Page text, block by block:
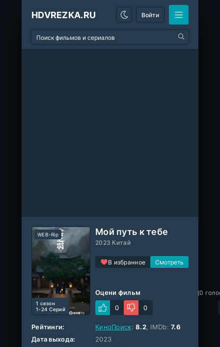
HDVREZKA.RU Войти
Мой путь к тебе
2023 Китай
В избранное
WEB-Rip
1 cезон
1-24 Серий
Оцени фильм
0
0
(0
Рейтинги: КиноПоиск:8.2, IMDb:7.6
Дата выхода:
2023